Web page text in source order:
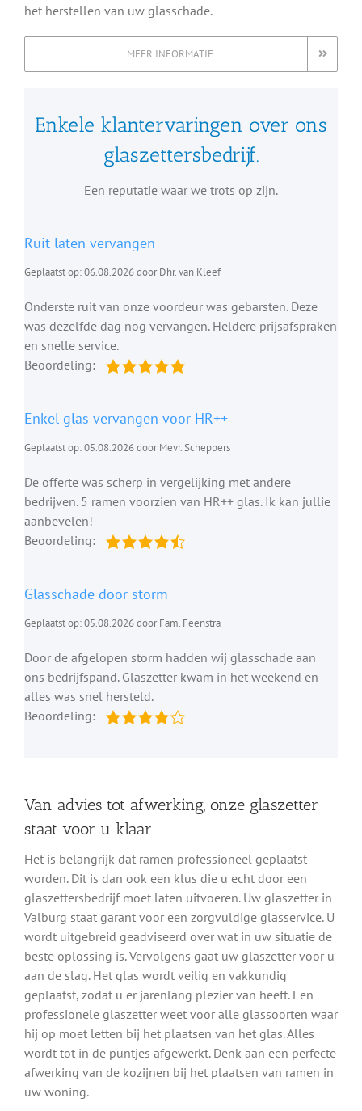
het herstellen van uw glasschade.
MEER INFORMATIE
Enkele klantervaringen over ons
glaszettersbedrijf.
Een reputatie waar we trots op zijn.
Ruit laten vervangen
Geplaatst op: 06.08.2026 door Dhr. van Kleef
Onderste ruit van onze voordeur was gebarsten. Deze
was dezelfde dag nog vervangen. Heldere prijsafspraken
en snelle service.
Beoordeling:
Enkel glas vervangen voor HR++
Geplaatst op: 05.08.2026 door Mevr. Scheppers
De offerte was scherp in vergelijking met andere
bedrijven. 5 ramen voorzien van HR++ glas. Ik kan jullie
aanbevelen!
Beoordeling:
Glasschade door storm
Geplaatst op: 05.08.2026 door Fam. Feenstra
Door de afgelopen storm hadden wij glasschade aan
ons bedrijfspand. Glaszetter kwam in het weekend en
alles was snel hersteld.
Beoordeling:
Van advies tot afwerking, onze glaszetter
staat voor u klaar
Het is belangrijk dat ramen professioneel geplaatst
worden. Dit is dan ook een klus die u echt door een
glaszettersbedrijf moet laten uitvoeren. Uw glaszetter in
Valburg staat garant voor een zorgvuldige glasservice. U
wordt uitgebreid geadviseerd over wat in uw situatie de
beste oplossing is. Vervolgens gaat uw glaszetter voor u
aan de slag. Het glas wordt veilig en vakkundig
geplaatst, zodat u er jarenlang plezier van heeft. Een
professionele glaszetter weet voor alle glassoorten waar
hij op moet letten bij het plaatsen van het glas. Alles
wordt tot in de puntjes afgewerkt. Denk aan een perfecte
afwerking van de kozijnen bij het plaatsen van ramen in
uw woning.